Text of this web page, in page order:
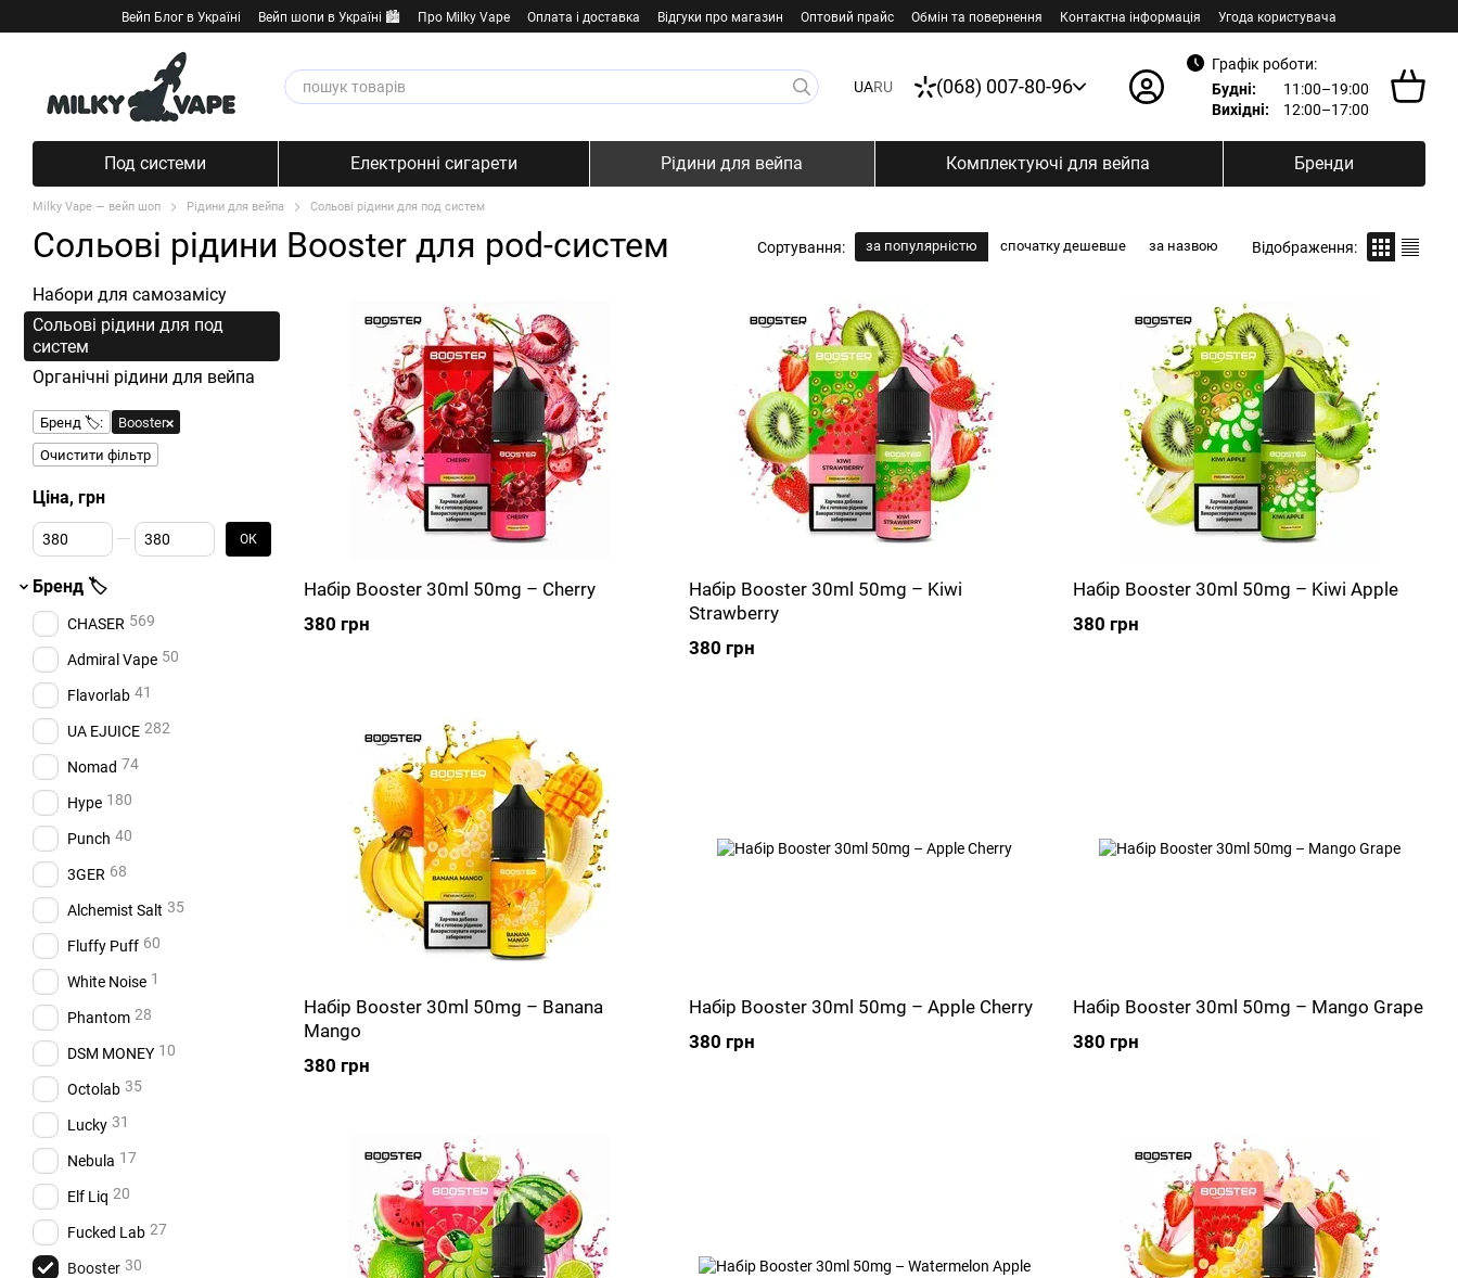
Перейти к основному контенту
Вейп Блог в Україні Вейп шопи в Україні 🏙️ Про Milky Vape Оплата і доставка Відгуки про магазин Оптовий прайс Обмін та повернення Контактна інформація Угода користувача
UARU (068) 007-80-96
Графік роботи:
Будні:
11:00–19:00
Вихідні:
12:00–17:00
Под системи Електронні сигарети Рідини для вейпа Комплектуючі для вейпа Бренди
Milky Vape — вейп шоп Рідини для вейпа Сольові рідини для под систем
Сольові рідини Booster для pod-систем Сортування: за популярністю спочатку дешевше за назвою Відображення:
Набір Booster 30ml 50mg – Cherry
380 грн
Набір Booster 30ml 50mg – Kiwi
Strawberry
380 грн
Набір Booster 30ml 50mg – Kiwi Apple
380 грн
Набір Booster 30ml 50mg – Banana
Mango
380 грн
Набір Booster 30ml 50mg – Apple Cherry
380 грн
Набір Booster 30ml 50mg – Mango Grape
380 грн
Набори для самозамісу
Сольові рідини для под
систем
Органічні рідини для вейпа
Бренд 🏷️:
Booster
Очистити фільтр
Ціна, грн
От Ціна, грн
До Ціна, грн ОК
Бренд 🏷️
CHASER 569
Admiral Vape 50
Flavorlab 41
UA EJUICE 282
Nomad 74
Hype 180
Punch 40
3GER 68
Alchemist Salt 35
Fluffy Puff 60
White Noise 1
Phantom 28
DSM MONEY 10
Octolab 35
Lucky 31
Nebula 17
Elf Liq 20
Fucked Lab 27
Booster 30